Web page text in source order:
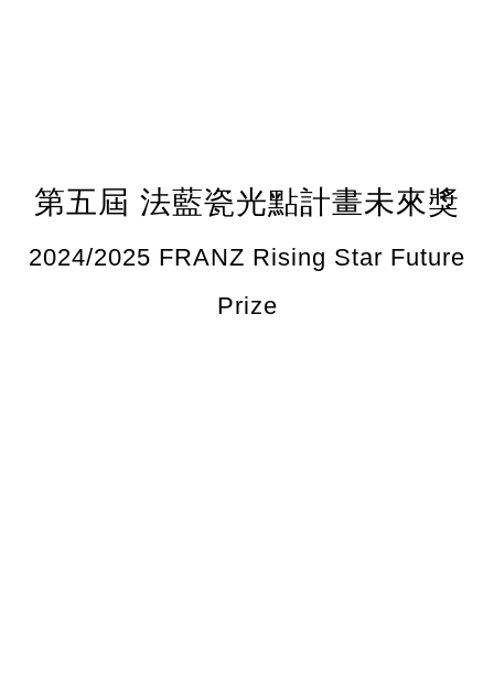
第五屆 法藍瓷光點計畫未來獎
2024/2025 FRANZ Rising Star Future
Prize